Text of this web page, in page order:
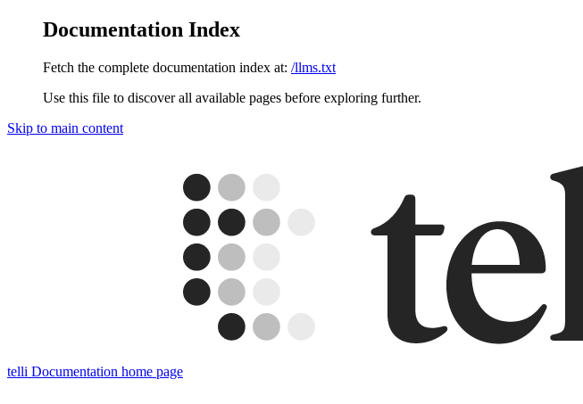
Documentation Index
Fetch the complete documentation index at: /llms.txt
Use this file to discover all available pages before exploring further.
Skip to main content
telli Documentation home page